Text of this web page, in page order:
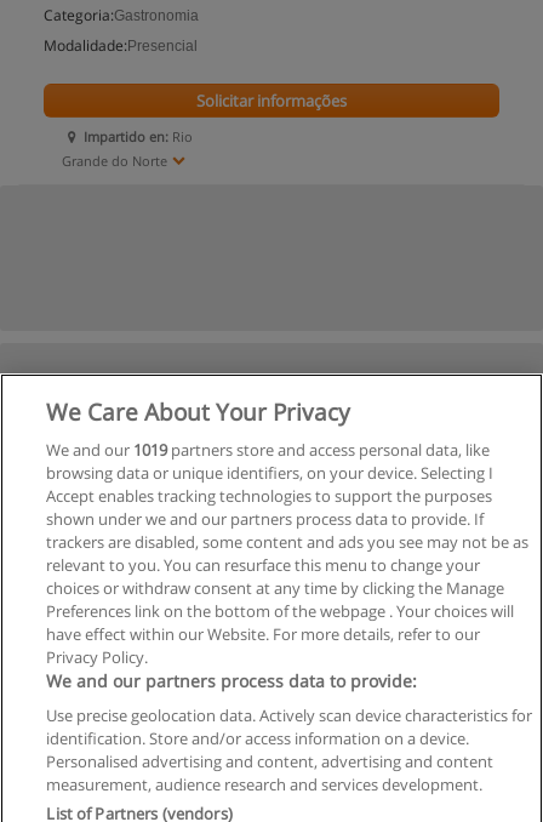
Categoria:Gastronomia
Modalidade: Presencial
Impartido en: Rio
Grande do Norte
Solicitar informações
Regras de uso
Privacidade de dados
We Care About Your Privacy
We and our 1019partners store and access personal data, like
browsing data or unique identifiers, on your device. Selecting I
Accept enables tracking technologies to support the purposes
shown under we and our partners process data to provide. If
trackers are disabled, some content and ads you see may not be as
relevant to you. You can resurface this menu to change your
choices or withdraw consent at any time by clicking the Manage
Preferences link on the bottom of the webpage . Your choices will
have effect within our Website. For more details, refer to our
Privacy Policy.
We and our partners process data to provide:
Use precise geolocation data. Actively scan device characteristics for
identification. Store and/or access information on a device.
Personalised advertising and content, advertising and content
measurement, audience research and services development.
List of Partners (vendors)